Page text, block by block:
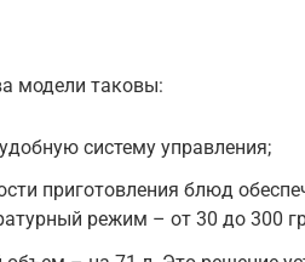
модели таковы:
систему управления;
приготовления блюд
режим – от 30 до 300